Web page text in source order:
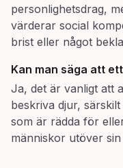
personlighetsdrag,
värderar social
brist eller något
Kan man säga att
Ja, det är vanligt att
beskriva djur,
som är rädda för
människor utöver